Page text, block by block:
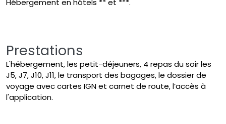
Hébergement en hôtels ** et ***.
Prestations
L'hébergement, les petit-déjeuners, 4 repas du soir les
J5, J7, J10, J11, le transport des bagages, le dossier de
voyage avec cartes IGN et carnet de route, l’accès à
l'application.